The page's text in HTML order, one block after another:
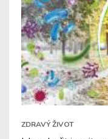
ZDRAVÝ ŽIVOT